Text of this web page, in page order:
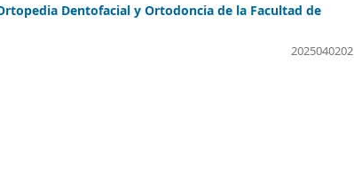
Dentofacial y Ortodoncia de la Facultad de
2025040202